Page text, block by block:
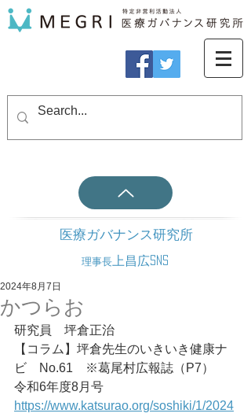
医療ガバナンス研究所
理事長 上昌広SNS
かつらお
2024年8月7日
研究員　坪倉正治
【コラム】坪倉先生のいきいき健康ナ
ビ　No.61　※葛尾村広報誌（P7）
令和6年度8月号
https://www.katsurao.org/soshiki/1/2024